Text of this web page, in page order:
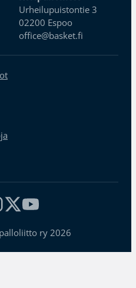
Urheilupuistontie 3
02200 Espoo
office@basket.fi
ry 2026